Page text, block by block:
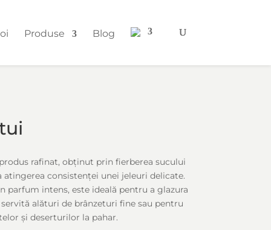
Produse Blog
rafinat, obținut prin fierberea sucului
atingerea consistenței unei jeleuri delicate.
parfum intens, este ideală pentru a glazura
alături de brânzeturi fine sau pentru
și deserturilor la pahar.